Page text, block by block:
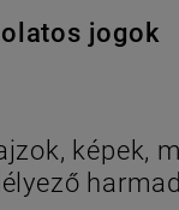
jogok
képek,